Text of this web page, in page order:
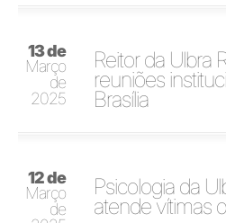
13 de
Março
de
2025
Reitor da Ulbra
reuniões
Brasília
12 de
Março
de
Psicologia da
atende vítimas